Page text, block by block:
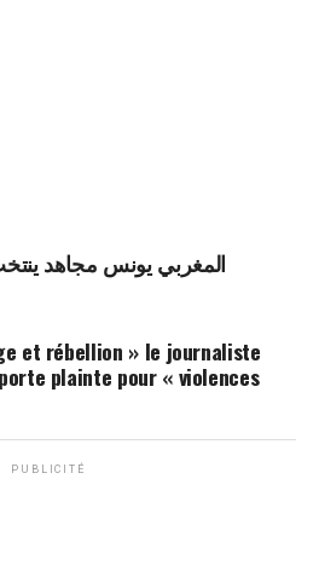
المغربي يونس مجاهد
et rébellion » le journaliste
plainte pour « violences
PUBLICITÉ